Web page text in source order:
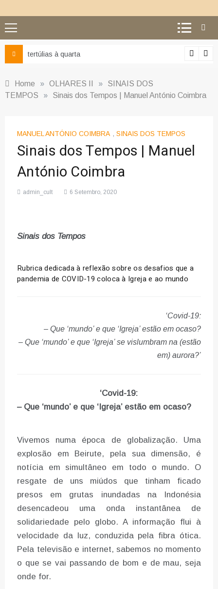
Ciência e religião: como superar o equívoco do conflito
Home » OLHARES II »
SINAIS DOS
TEMPOS
» Sinais dos Tempos | Manuel António Coimbra
MANUEL ANTÓNIO COIMBRA , SINAIS DOS TEMPOS
Sinais dos Tempos | Manuel
António Coimbra
admin_cult 6 Setembro, 2020
Sinais dos Tempos
Rubrica dedicada à reflexão sobre os desafios que a
pandemia de COVID-19 coloca à Igreja e ao mundo
‘Covid-19:
– Que ‘mundo’ e que ‘Igreja’ estão em ocaso?
– Que ‘mundo’ e que ‘Igreja’ se vislumbram na (estão
em) aurora?’
‘Covid-19:
– Que ‘mundo’ e que ‘Igreja’ estão em ocaso?
Vivemos numa época de globalização. Uma
explosão em Beirute, pela sua dimensão, é
notícia em simultâneo em todo o mundo. O
resgate de uns miúdos que tinham ficado
presos em grutas inundadas na Indonésia
desencadeou uma onda instantânea de
solidariedade pelo globo. A informação flui à
velocidade da luz, conduzida pela fibra ótica.
Pela televisão e internet, sabemos no momento
o que se vai passando de bom e de mau, seja
onde for.